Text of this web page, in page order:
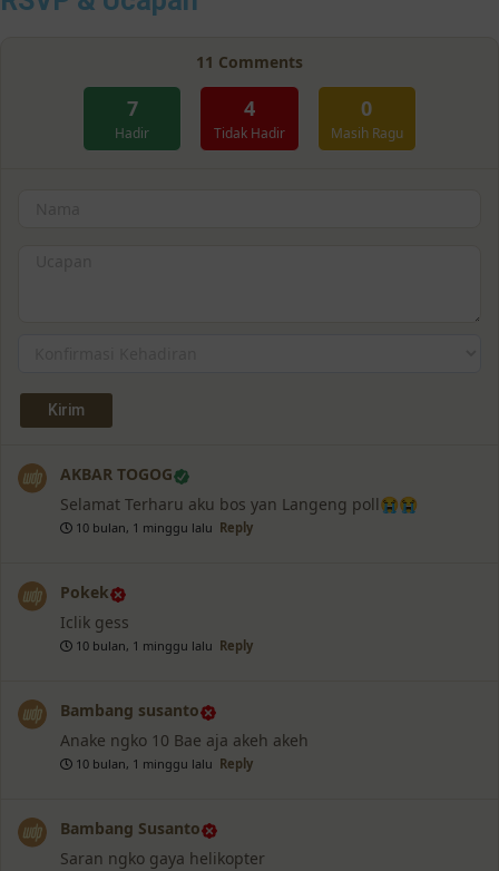
11 Comments
7
Hadir
4
Tidak Hadir
0
Masih Ragu
AKBAR TOGOG
Selamat Terharu aku bos yan Langeng poll😭😭
10 bulan, 1 minggu lalu Reply
Pokek
Iclik gess
10 bulan, 1 minggu lalu Reply
Bambang susanto
Anake ngko 10 Bae aja akeh akeh
10 bulan, 1 minggu lalu Reply
Bambang Susanto
Saran ngko gaya helikopter